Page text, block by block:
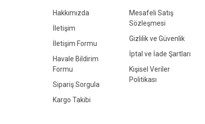
Hakkımızda
İletişim
İletişim Formu
Havale Bildirim
Formu
Sipariş Sorgula
Kargo Takibi
Mesafeli Satış
Sözleşmesi
Gizlilik ve Güvenlik
İptal ve İade Şartları
Kişisel Veriler
Politikası